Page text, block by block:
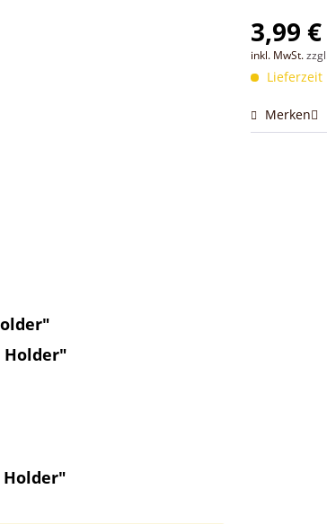
3,99
inkl. MwSt.
Lieferzeit
Merken
Holder"